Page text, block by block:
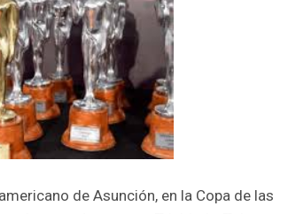
de Asunción, en la Copa de las